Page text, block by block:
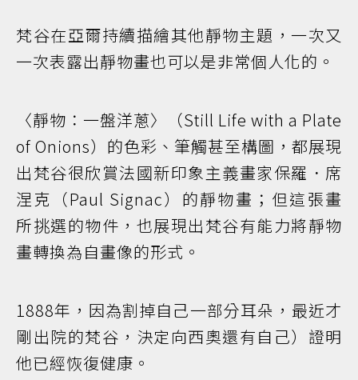
梵谷在亞爾持續描繪其他靜物主題，一次又
一次表露出靜物畫也可以是非常個人化的。
〈靜物：一盤洋蔥〉（Still Life with a Plate
of Onions）的色彩、筆觸甚至構圖，都展現
出梵谷很欣賞法國新印象主義畫家保羅．席
涅克（Paul Signac）的靜物畫；但這張畫
所挑選的物件，也展現出梵谷有能力將靜物
畫轉換為自畫像的形式。
1888年，因為割掉自己一部分耳朵，最近才
剛出院的梵谷，決定向西奧還有自己）證明
他已經恢復健康。